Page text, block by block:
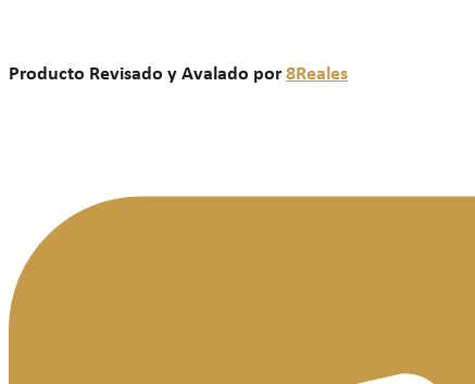
Producto Revisado y Avalado por8Reales